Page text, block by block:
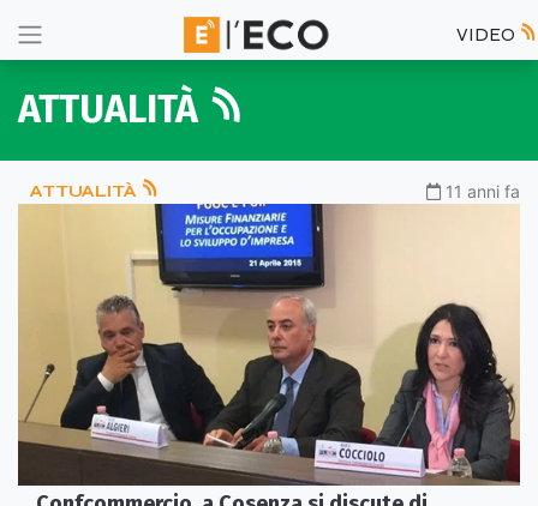
VIDEO
ATTUALITÀ
ATTUALITÀ 11 anni fa